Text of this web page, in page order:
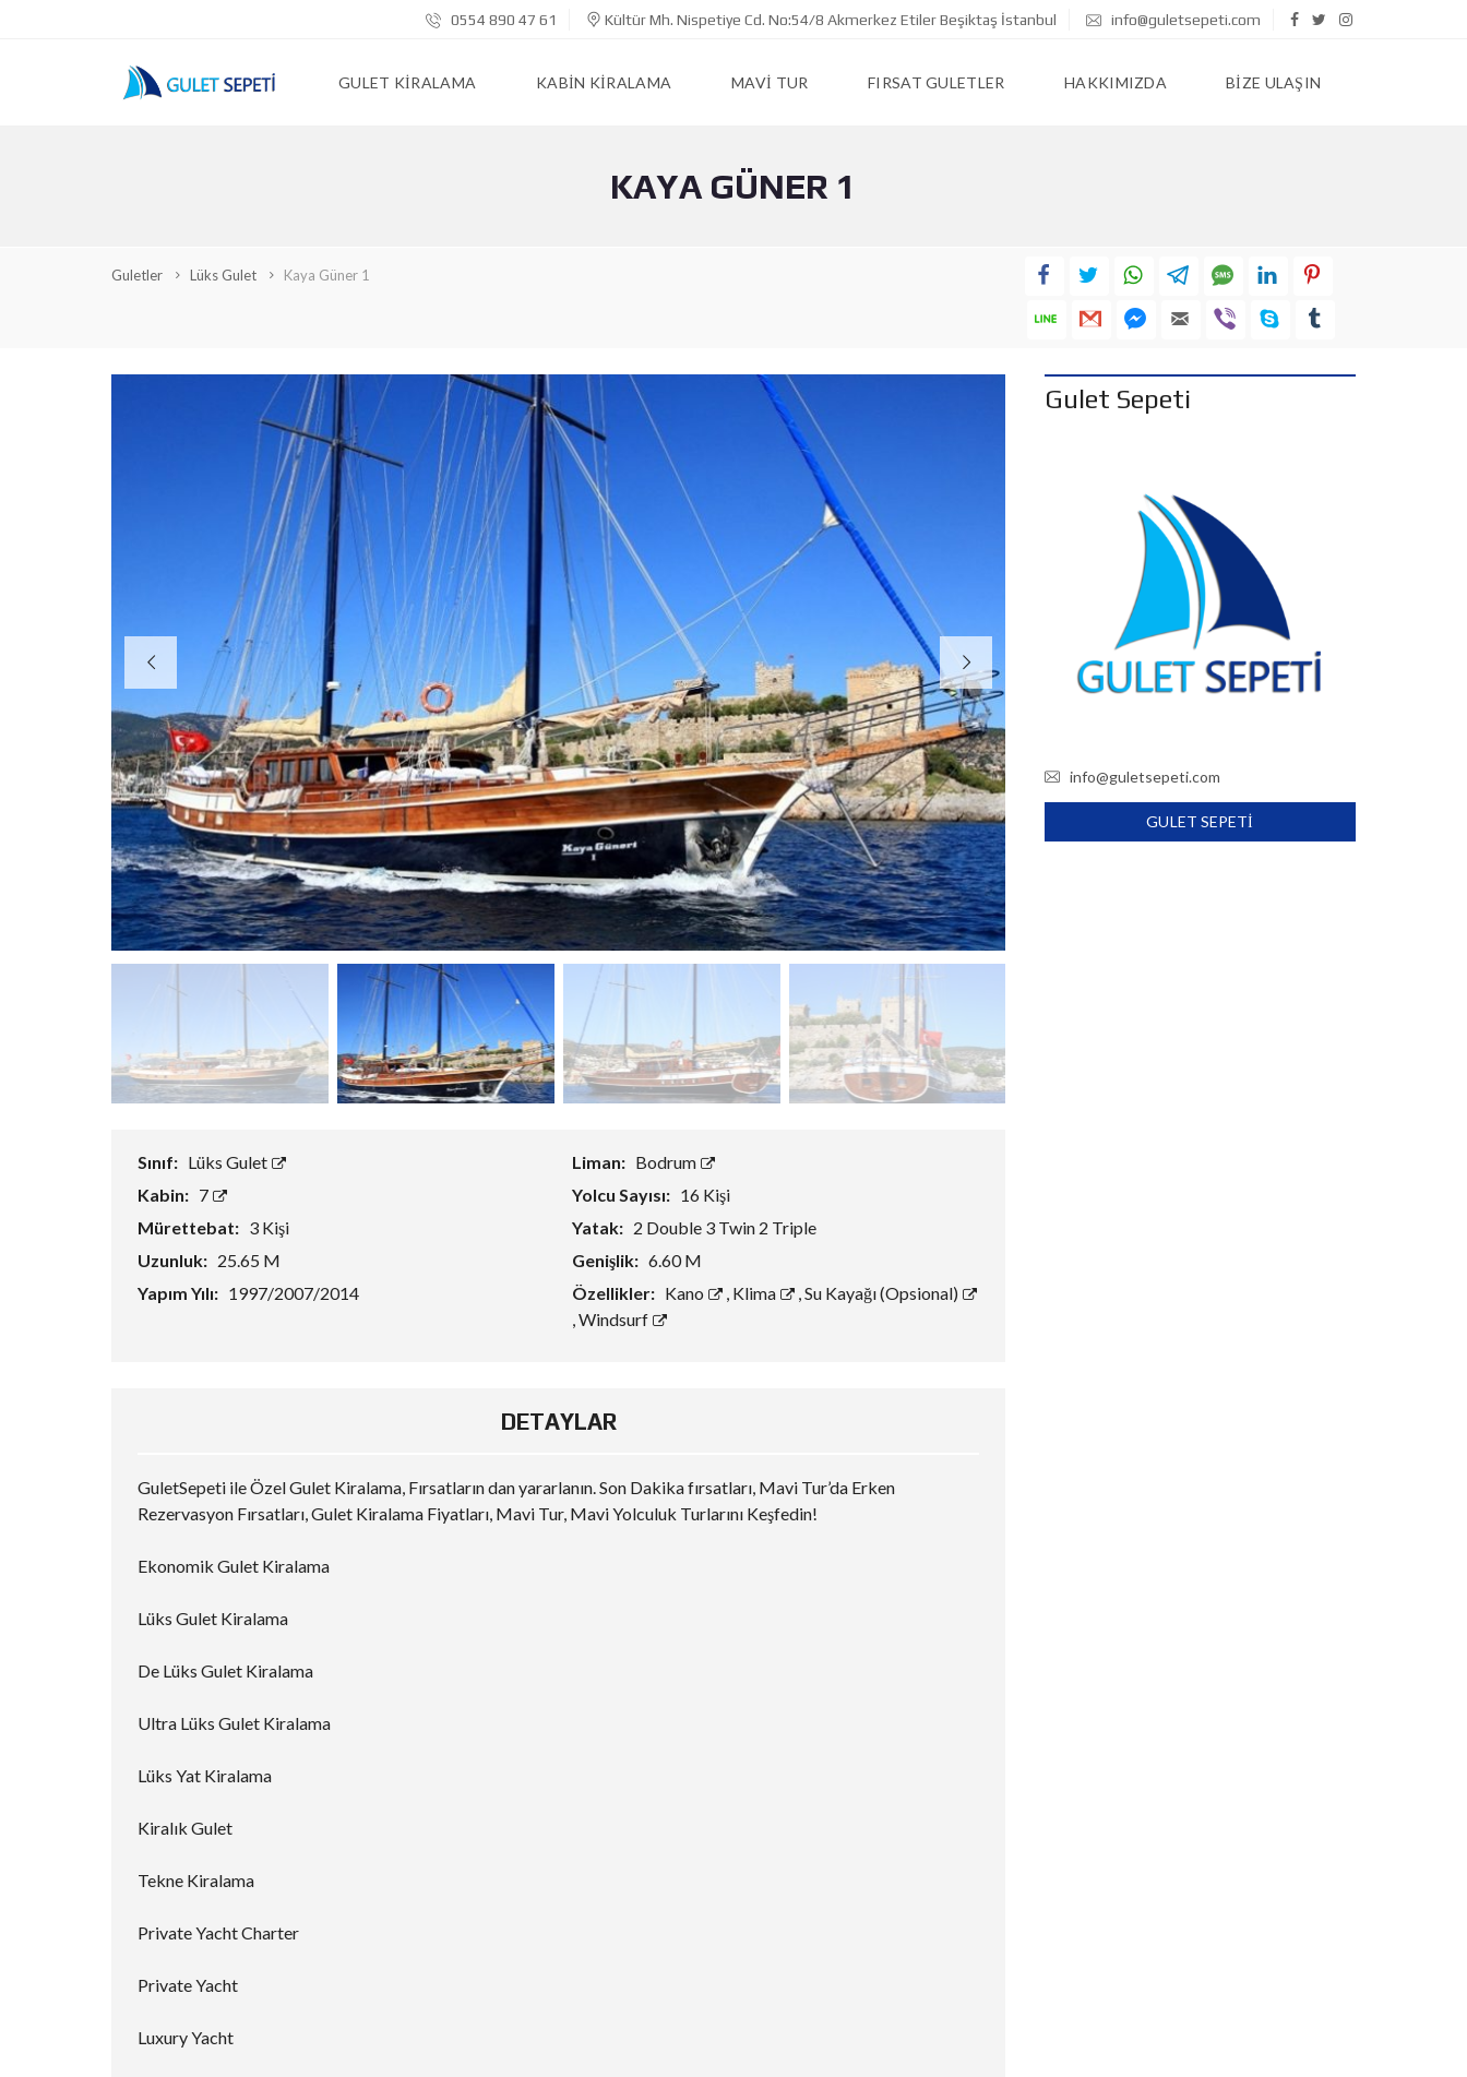
0554 890 47 61 Kültür Mh. Nispetiye Cd. No:54/8 Akmerkez Etiler Beşiktaş İstanbul info@guletsepeti.com
GULET KIRALAMA KABIN KIRALAMA MAVI TUR FIRSAT GULETLER HAKKIMIZDA BIZE ULAŞIN
KAYA GÜNER 1
Guletler Lüks Gulet Kaya Güner 1
Sınıf: Lüks Gulet Liman: Bodrum
Kabin: 7 Yolcu Sayısı: 16 Kişi
Mürettebat: 3 Kişi Yatak: 2 Double 3 Twin 2 Triple
Uzunluk: 25.65 M Genişlik: 6.60 M
Yapım Yılı: 1997/2007/2014 Özellikler: Kano , Klima ,Su Kayağı (Opsional)
,Windsurf
DETAYLAR
GuletSepeti ile Özel Gulet Kiralama, Fırsatların dan yararlanın. Son Dakika fırsatları, Mavi Tur’da Erken
Rezervasyon Fırsatları, Gulet Kiralama Fiyatları, Mavi Tur, Mavi Yolculuk Turlarını Keşfedin!
Ekonomik Gulet Kiralama
Lüks Gulet Kiralama
De Lüks Gulet Kiralama
Ultra Lüks Gulet Kiralama
Lüks Yat Kiralama
Kiralık Gulet
Tekne Kiralama
Private Yacht Charter
Private Yacht
Luxury Yacht
Gulet Sepeti
info@guletsepeti.com
GULET SEPETI